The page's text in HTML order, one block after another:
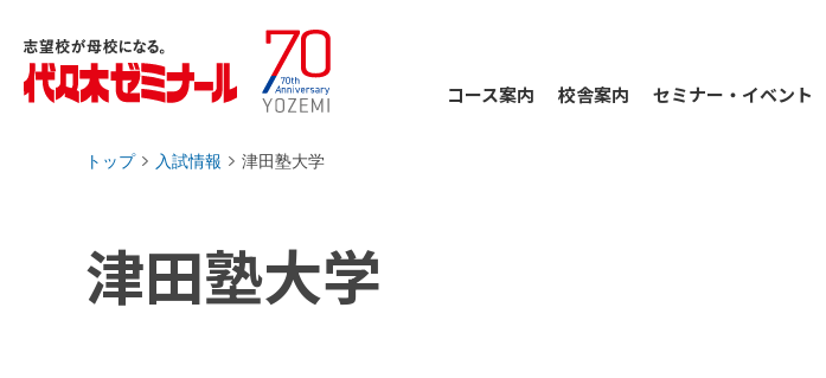
コース案内 校舎案内 セミナー・イベント
トップ 入試情報 津田塾大学
津田塾大学